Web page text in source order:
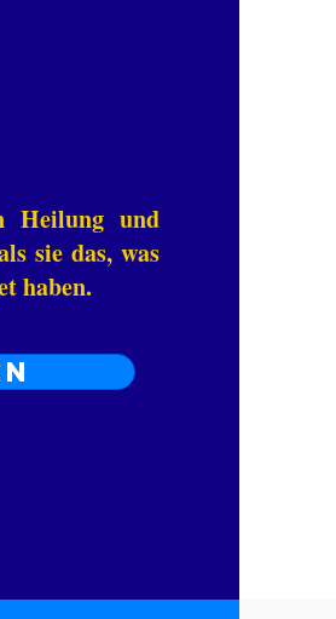
Heilung und
sie das, was
haben.